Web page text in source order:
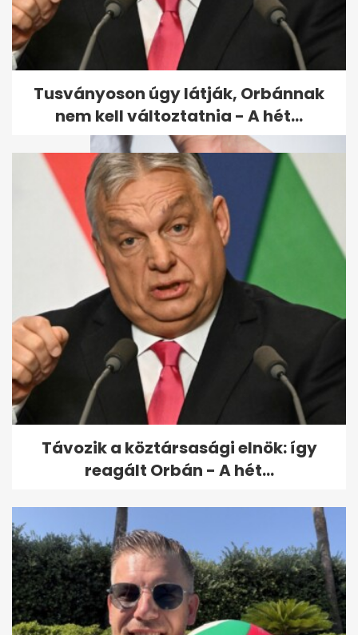
Szombattól olcsóbb lehet a
tankolás: csökken a benzin és
a...
5 rejtett porfogó a lakásban,
ami miatt gyakrabban kell
takarítanod
Tusványoson úgy látják, Orbánnak
nem kell változtatnia - A hét...
Távozik a köztársasági elnök: így
reagált Orbán - A hét...